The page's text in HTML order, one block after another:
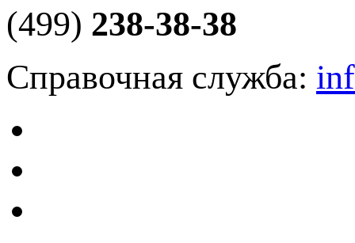
(499) 238-38-38
Справочная служба: